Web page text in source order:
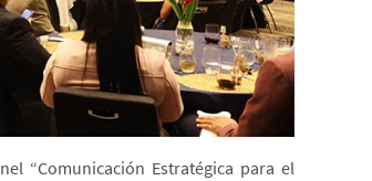
“Comunicación Estratégica para el